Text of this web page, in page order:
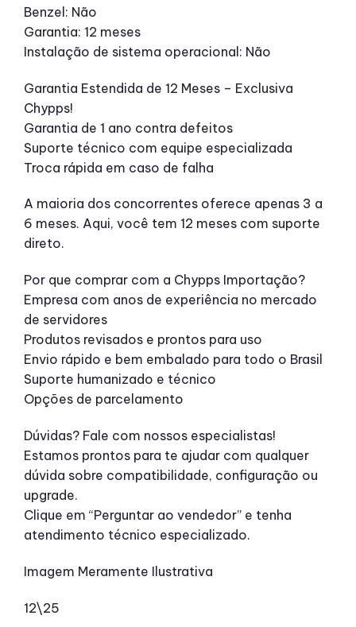
Benzel: Não
Garantia: 12 meses
Instalação de sistema operacional: Não
Garantia Estendida de 12 Meses – Exclusiva
Chypps!
Garantia de 1 ano contra defeitos
Suporte técnico com equipe especializada
Troca rápida em caso de falha
A maioria dos concorrentes oferece apenas 3 a
6 meses. Aqui, você tem 12 meses com suporte
direto.
Por que comprar com a Chypps Importação?
Empresa com anos de experiência no mercado
de servidores
Produtos revisados e prontos para uso
Envio rápido e bem embalado para todo o Brasil
Suporte humanizado e técnico
Opções de parcelamento
Dúvidas? Fale com nossos especialistas!
Estamos prontos para te ajudar com qualquer
dúvida sobre compatibilidade, configuração ou
upgrade.
Clique em “Perguntar ao vendedor” e tenha
atendimento técnico especializado.
Imagem Meramente Ilustrativa
12\25